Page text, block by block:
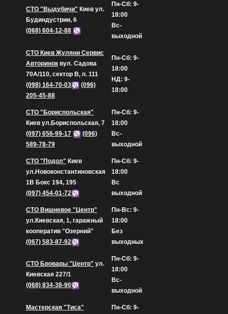
СТО "Выдубичи" Киев ул.
Будиндустрии, 6
(068) 604-12-88
Пн-Сб: 9-
18:00
Вс-
выходной
СТО Киев Жуляни Сервис
Авторинок вул. Садова
70А/110, сектор В, п. 111
(098) 164-70-03
(096)
205-45-88
Пн-Сб: 9-
18:00
НД: 9-
18:00
СТО "Бориспольская"
Киев ул.Бориспольская, 7
(097) 656-99-17
(096)
589-78-79
Пн-Сб: 9-
18:00
Вс-
выходной
СТО "Подол" Киев
ул.Новоконстантиновская
1В Бокс 194, 195
(097) 454-01-72
Пн-Сб: 9-
18:00
Вс
выходной
СТО Вишневое "Центр"
ул.Киевская, 1, гаражный
кооператив "Озерний"
(067) 583-87-92
Пн-Вс: 9-
18:00
Без
выходных
СТО Бровары "Центр" ул.
Киевская 227/1
(068) 834-38-90
Пн-Сб: 9-
18:00
Вс-
выходной
Мастерская "Тиса"
Пн-Сб: 9-